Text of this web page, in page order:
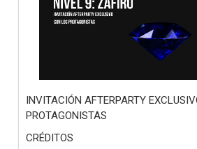
INVITACIÓN AFTERPARTY
PROTAGONISTAS
CRÉDITOS